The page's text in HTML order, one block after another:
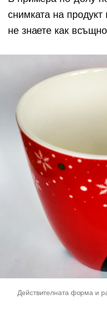
снимката на
не знаете как
Действителната форма и